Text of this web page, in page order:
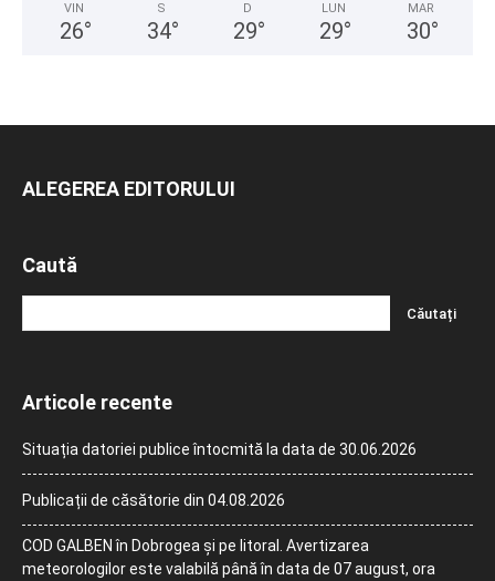
VIN
26°
S
34°
D
29°
LUN
29°
MAR
30°
ALEGEREA EDITORULUI
Caută
Articole recente
Situația datoriei publice întocmită la data de 30.06.2026
Publicații de căsătorie din 04.08.2026
COD GALBEN în Dobrogea și pe litoral. Avertizarea
meteorologilor este valabilă până în data de 07 august, ora